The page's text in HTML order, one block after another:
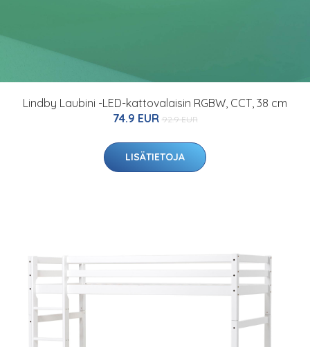
Lindby Laubini -LED-kattovalaisin RGBW, CCT, 38 cm
74.9 EUR 92.9 EUR
LISÄTIETOJA